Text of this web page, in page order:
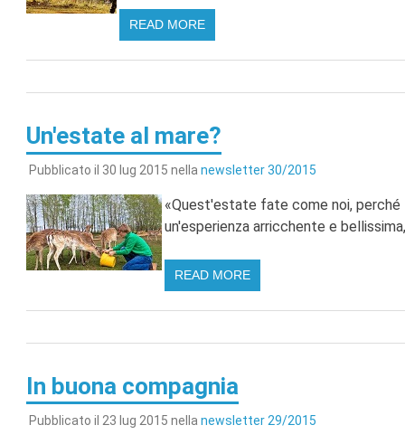
READ MORE
Un'estate al mare?
Pubblicato il 30 lug 2015 nella newsletter 30/2015
«Quest'estate fate come noi,
un'esperienza arricchente e
READ MORE
In buona compagnia
Pubblicato il 23 lug 2015 nella newsletter 29/2015